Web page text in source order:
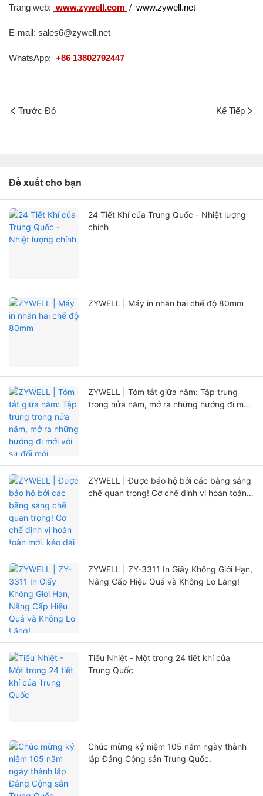
Trang web: www.zywell.com / www.zywell.net
E-mail: sales6@zywell.net
WhatsApp: +86 13802792447
Trước Đó Kế Tiếp
Đề xuất cho bạn
24 Tiết Khí của Trung Quốc - Nhiệt lượng
chính
ZYWELL | Máy in nhãn hai chế độ 80mm
ZYWELL | Tóm tắt giữa năm: Tập trung
trong nửa năm, mở ra những hướng đi mới
ZYWELL | Được bảo hộ bởi các bằng sáng
chế quan trọng! Cơ chế định vị hoàn toàn
ZYWELL | ZY-3311 In Giấy Không Giới Hạn,
Nâng Cấp Hiệu Quả và Không Lo Lắng!
Tiểu Nhiệt - Một trong 24 tiết khí của
Trung Quốc
Chúc mừng kỷ niệm 105 năm ngày thành
lập Đảng Cộng sản Trung Quốc.